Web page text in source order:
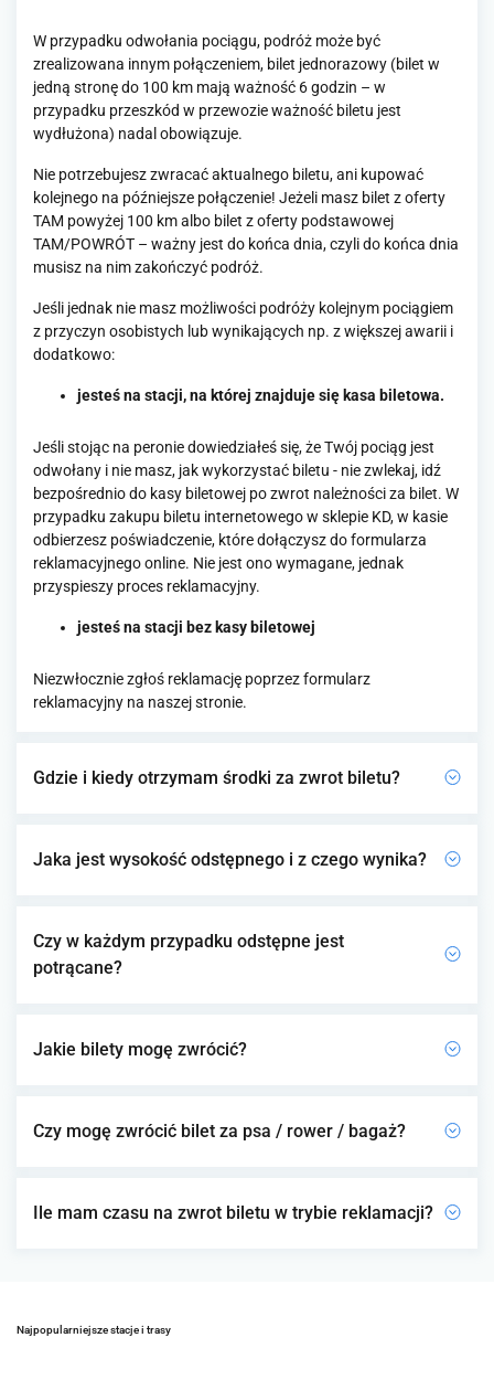
W przypadku odwołania pociągu, podróż może być
zrealizowana innym połączeniem, bilet jednorazowy (bilet w
jedną stronę do 100 km mają ważność 6 godzin – w
przypadku przeszkód w przewozie ważność biletu jest
wydłużona) nadal obowiązuje.
Nie potrzebujesz zwracać aktualnego biletu, ani kupować
kolejnego na późniejsze połączenie! Jeżeli masz bilet z oferty
TAM powyżej 100 km albo bilet z oferty podstawowej
TAM/POWRÓT – ważny jest do końca dnia, czyli do końca dnia
musisz na nim zakończyć podróż.
Jeśli jednak nie masz możliwości podróży kolejnym pociągiem
z przyczyn osobistych lub wynikających np. z większej awarii i
dodatkowo:
jesteś na stacji, na której znajduje się kasa biletowa.
Jeśli stojąc na peronie dowiedziałeś się, że Twój pociąg jest
odwołany i nie masz, jak wykorzystać biletu - nie zwlekaj, idź
bezpośrednio do kasy biletowej po zwrot należności za bilet. W
przypadku zakupu biletu internetowego w sklepie KD, w kasie
odbierzesz poświadczenie, które dołączysz do formularza
reklamacyjnego online. Nie jest ono wymagane, jednak
przyspieszy proces reklamacyjny.
jesteś na stacji bez kasy biletowej
Niezwłocznie zgłoś reklamację poprzez formularz
reklamacyjny na naszej stronie.
Gdzie i kiedy otrzymam środki za zwrot biletu?
Jaka jest wysokość odstępnego i z czego wynika?
Czy w każdym przypadku odstępne jest
potrącane?
Jakie bilety mogę zwrócić?
Czy mogę zwrócić bilet za psa / rower / bagaż?
Ile mam czasu na zwrot biletu w trybie reklamacji?
Najpopularniejsze stacje i trasy